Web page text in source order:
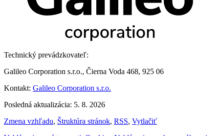
Technický prevádzkovateľ:
Galileo Corporation s.r.o., Čierna Voda 468, 925 06
Kontakt: Galileo Corporation s.r.o.
Posledná aktualizácia: 5. 8. 2026
Zmena vzhľadu, Štruktúra stránok, RSS, Vytlačiť